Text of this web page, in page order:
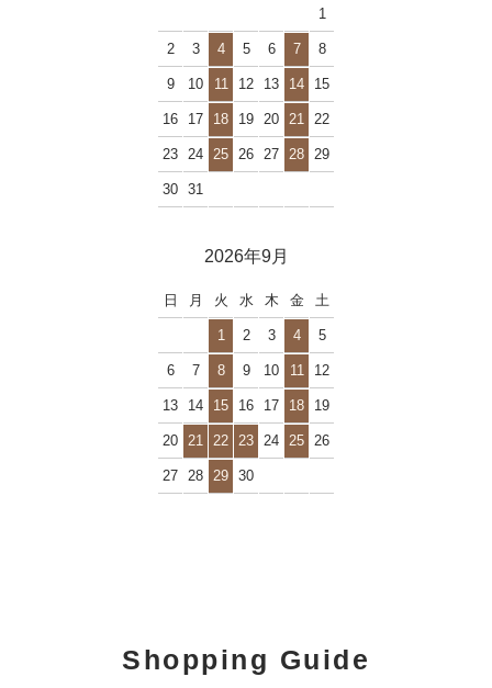
1
2 3 4 5 6 7 8
9 10 11 12 13 14 15
16 17 18 19 20 21 22
23 24 25 26 27 28 29
30 31
2026年9月
日 月 火 水 木 金 土
1 2 3 4 5
6 7 8 9 10 11 12
13 14 15 16 17 18 19
20 21 22 23 24 25 26
27 28 29 30
Shopping Guide